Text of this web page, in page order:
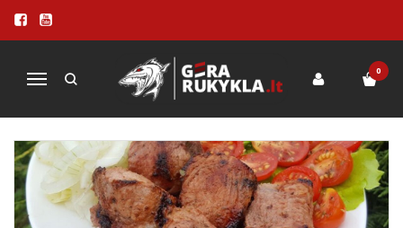
Navigacija
0
ŠAŠLYKAS NATŪRALIŲ POMIDORŲ
SULTYSE GRILYJE SU DANGČIU
Pagrindinis
ŠAŠLYKAS NATŪRALIŲ POMIDORŲ SULTYSE GRILYJE SU DANGČIU